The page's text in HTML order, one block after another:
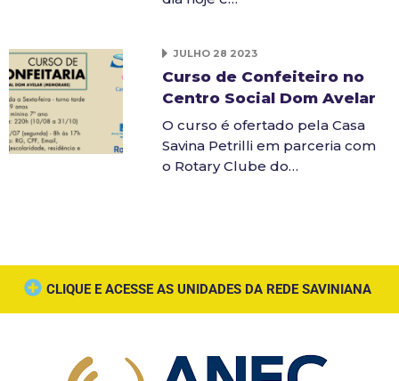
JULHO 28 2023
Curso de Confeiteiro no
Centro Social Dom Avelar
O curso é ofertado pela Casa
Savina Petrilli em parceria com
o Rotary Clube do…
CLIQUE E ACESSE AS UNIDADES DA REDE SAVINIANA